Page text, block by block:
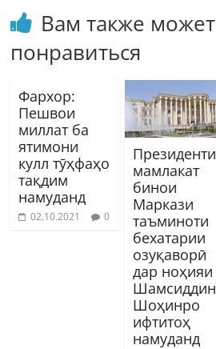
Вам также может
понравиться
Фархор:
Пешвои
миллат ба
ятимони
кулл тӯҳфаҳо
тақдим
намуданд
02.10.2021 0
Президенти
мамлакат
бинои
Маркази
таъминоти
бехатарии
озуқаворӣ
дар ноҳияи
Шамсиддин
Шоҳинро
ифтитоҳ
намуданд